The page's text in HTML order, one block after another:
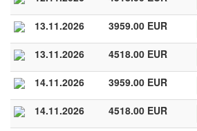
13.11.2026 3959.00 EUR
13.11.2026 4518.00 EUR
14.11.2026 3959.00 EUR
14.11.2026 4518.00 EUR